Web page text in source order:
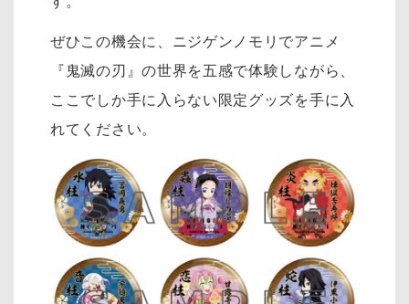
ぜひこの機会に、ニジゲンノモリでアニメ
『鬼滅の刃』の世界を五感で体験しながら、
ここでしか手に入らない限定グッズを手に入
れてください。